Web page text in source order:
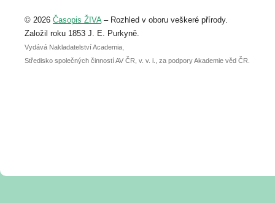
abstraktu přihlášené přednášky nebo
posteru je už 30. června.
© 2026 Časopis ŽIVA– Rozhled v oboru veškeré přírody.
Založil roku 1853 J. E. Purkyně.
Vydává Nakladatelství Academia,
Středisko společných činností AV ČR, v. v. i., za podpory Akademie věd ČR.